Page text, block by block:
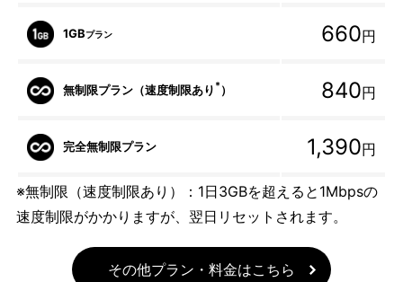
1GBプラン 660円
無制限プラン（速度制限あり * ） 840円
完全無制限プラン 1,390円
※無制限（速度制限あり）：1日3GBを超えると1Mbpsの
速度制限がかかりますが、翌日リセットされます。
その他プラン・料金はこちら